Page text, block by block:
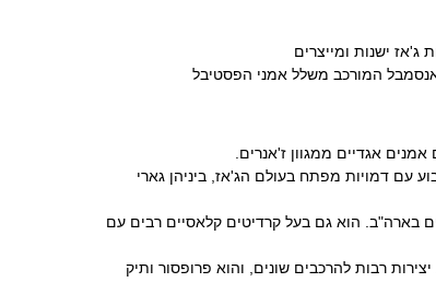
ג'אז ישנות ומייצרים
אנסמבל המורכב משלל אמני הפסטיבל
אגדיים ממגוון ז'אנרים.
פרישתו, והופיע עמו בקונצרטים עד שנת 2020. הוא מופיע באופן קבוע עם דמויות מפתח בעולם הג'אז, ביניהן גארי
בארה"ב. הוא גם בעל קרדיטים קלאסיים רבים עם
יצירות רבות להרכבים שונים, והוא פרופסור ותיק